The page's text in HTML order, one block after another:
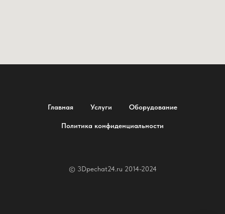
Главная Услуги Оборудование
Политика конфиденциальности
© 3Dpechat24.ru 2014-2024